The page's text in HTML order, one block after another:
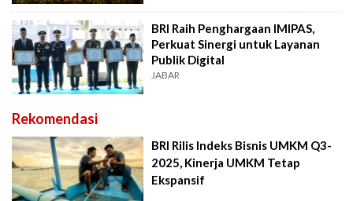
BRI Raih Penghargaan IMIPAS,
Perkuat Sinergi untuk Layanan
Publik Digital
JABAR
Rekomendasi
BRI Rilis Indeks Bisnis UMKM Q3-
2025, Kinerja UMKM Tetap
Ekspansif